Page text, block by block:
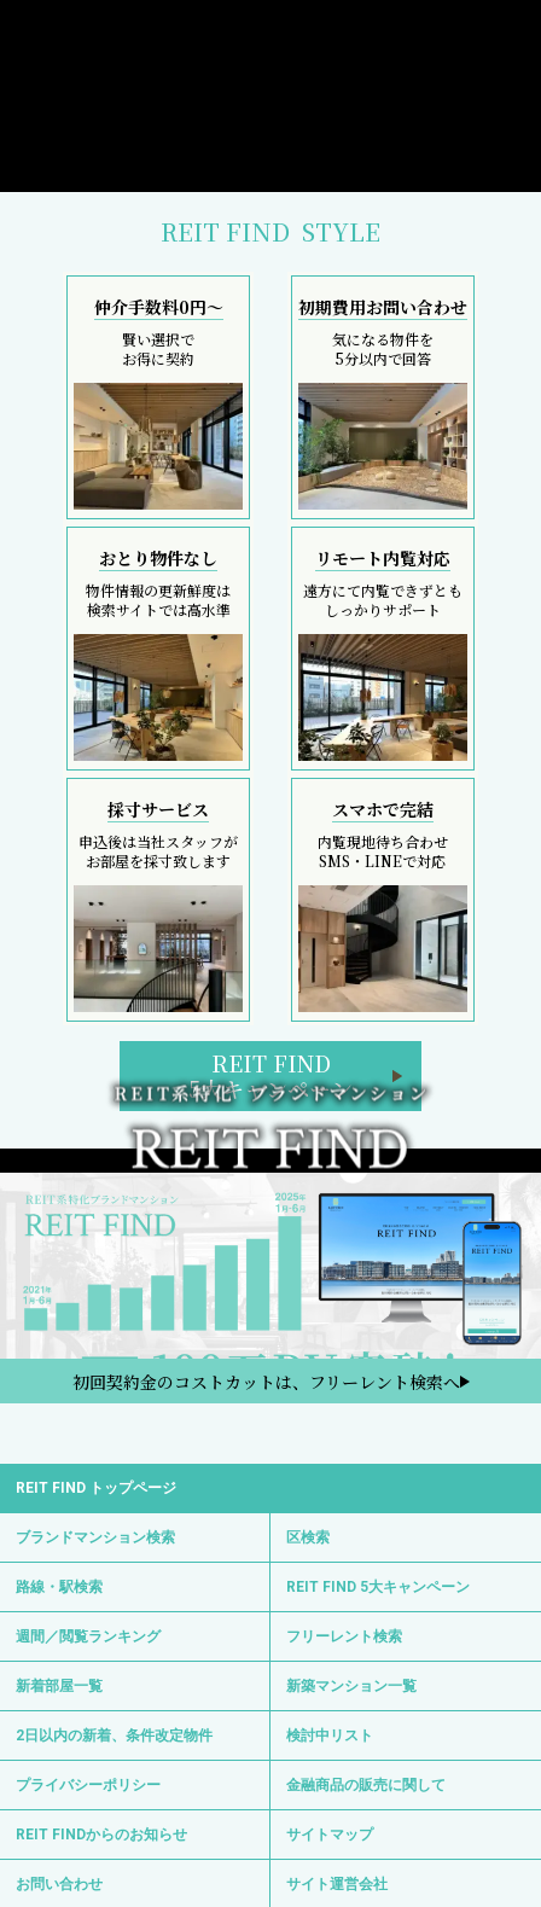
REIT FIND STYLE
仲介手数料0円～
賢い選択で
お得に契約
初期費用お問い合わせ
気になる物件を
5分以内で回答
おとり物件なし
物件情報の更新鮮度は
検索サイトでは高水準
リモート内覧対応
遠方にて内覧できずとも
しっかりサポート
採寸サービス
申込後は当社スタッフが
お部屋を採寸致します
スマホで完結
内覧現地待ち合わせ
SMS・LINEで対応
REIT FIND
5大キャンペーン
初回契約金のコストカットは、フリーレント検索へ
REIT FIND トップページ
ブランドマンション検索 区検索
路線・駅検索 REIT FIND 5大キャンペーン
週間／閲覧ランキング フリーレント検索
新着部屋一覧 新築マンション一覧
2日以内の新着、条件改定物件 検討中リスト
プライバシーポリシー 金融商品の販売に関して
REIT FINDからのお知らせ サイトマップ
お問い合わせ サイト運営会社